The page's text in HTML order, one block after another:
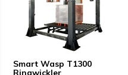
Smart Wasp T1300
Ringwickler